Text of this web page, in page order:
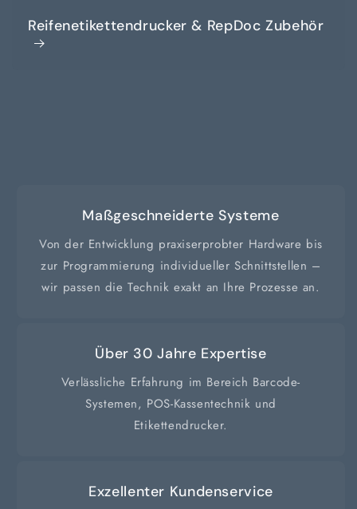
Reifenetikettendrucker & RepDoc Zubehör
Maßgeschneiderte Systeme
Von der Entwicklung praxiserprobter Hardware bis
zur Programmierung individueller Schnittstellen –
wir passen die Technik exakt an Ihre Prozesse an.
Über 30 Jahre Expertise
Verlässliche Erfahrung im Bereich Barcode-
Systemen, POS-Kassentechnik und
Etikettendrucker.
Exzellenter Kundenservice